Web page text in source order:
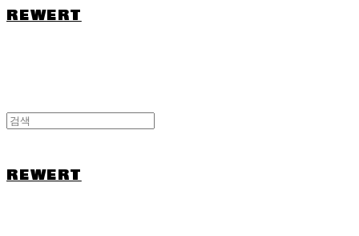
REWERT
REWERT